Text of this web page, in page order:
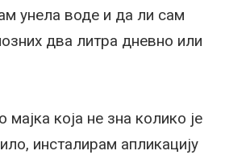
унела воде и да ли сам
два литра дневно или
која не зна колико је
инсталирам апликацију